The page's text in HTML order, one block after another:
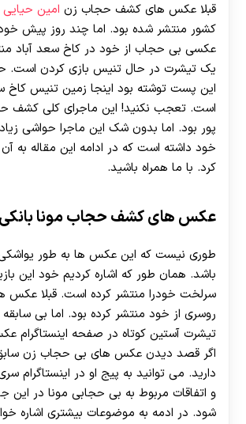
قبلا عکس های کشف حجاب زن امین حیایی
کشور منتشر شده بود. اما چند روز پیش خود
عکسی بی حجاب از خود در کاخ سعد آباد
یک تیشرت در حال تنیس بازی کردن است.
این پست توشته بود اینجا زمین تنیس کاخ
است. تعجب نکنید! این ماجرای کلی کشف
پور بود. اما بدون شک این ماجرا حواشی
خود داشته است که در ادامه این مقاله به
کرد. با ما همراه باشید.
عکس های کشف حجاب مونا بانکی
طوری نیست که این عکس ها به طور
باشد. همان طور که اشاره کردیم خود این
سرلخت خودرا منتشر کرده است. قبلا عکس
روسری از خود منتشر کرده بود. اما بی سابقه
تیشرت آستین کوتاه در صفحه اینستاگرام
اگر قصد دیدن عکس های بی حجاب زن سابق
دارید. می توانید به پیج او در اینستاگرام
و اتفاقات مربوط به بی حجابی مونا در این
شود. در ادمه به موضوعات بیشتری اشاره